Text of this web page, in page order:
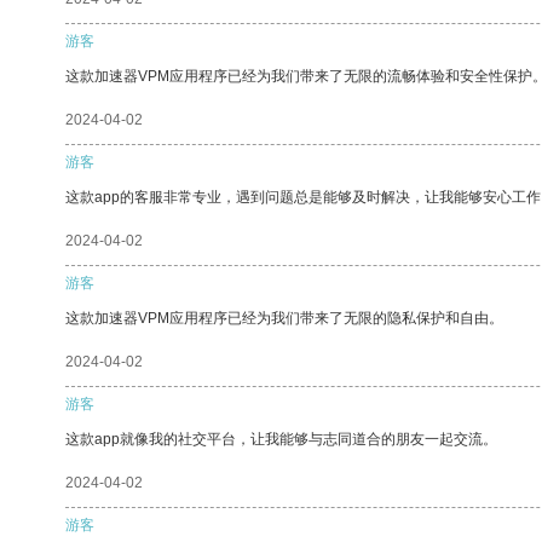
游客
这款加速器VPM应用程序已经为我们带来了无限的流畅体验和安全性保护
2024-04-02
游客
这款app的客服非常专业，遇到问题总是能够及时解决，让我能够安心工
2024-04-02
游客
这款加速器VPM应用程序已经为我们带来了无限的隐私保护和自由。
2024-04-02
游客
这款app就像我的社交平台，让我能够与志同道合的朋友一起交流。
2024-04-02
游客